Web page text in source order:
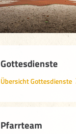
Gottesdienste
Übersicht Gottesdienste
Pfarrteam